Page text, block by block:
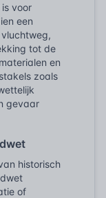
voor
een
tot de
en
zoals
gevaar
historisch
of